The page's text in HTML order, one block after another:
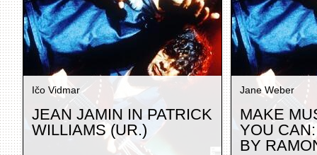
Ičo Vidmar
JEAN JAMIN IN PATRICK
WILLIAMS (UR.)
Jane Weber
MAKE
YOU
BY